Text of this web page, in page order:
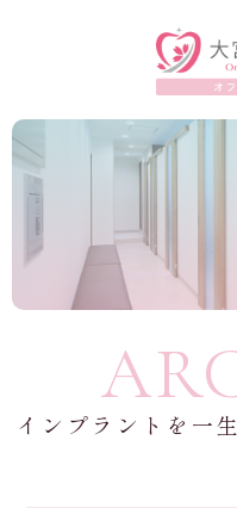
インプラントを一
院が教える「寿命